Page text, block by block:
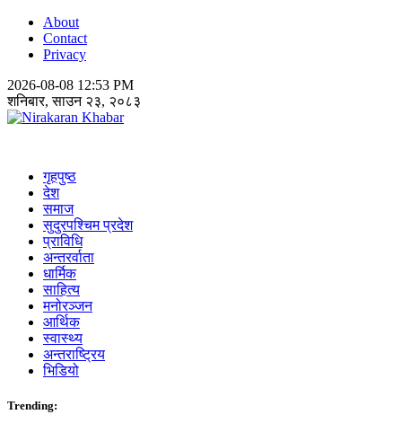
About
Contact
Privacy
2026-08-08 12:53 PM
शनिबार, साउन २३, २०८३
गृहपुष्ठ
देश
समाज
सुदुरपश्चिम प्रदेश
प्राविधि
अन्तरर्वाता
धार्मिक
साहित्य
मनोरञ्जन
आर्थिक
स्वास्थ्य
अन्तराष्ट्रिय
भिडियो
Trending: